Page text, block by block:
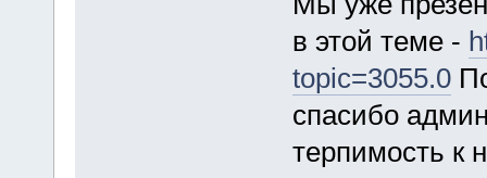
в этой теме -
topic=3055.0
спасибо
терпимость к